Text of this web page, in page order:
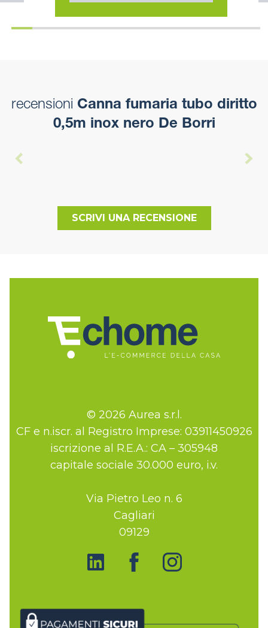
recensioni Canna fumaria tubo diritto
0,5m inox nero De Borri
SCRIVI UNA RECENSIONE
© 2026 Aurea s.r.l.
CF e n.iscr. al Registro Imprese: 03911450926
iscrizione al R.E.A.: CA – 305948
capitale sociale 30.000 euro, i.v.
Via Pietro Leo n. 6
Cagliari
09129